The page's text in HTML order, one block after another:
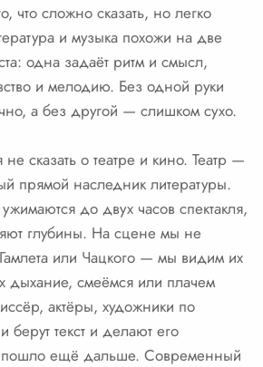
что сложно сказать, но легко
и музыка похожи на две
одна задаёт ритм и смысл,
и мелодию. Без одной руки
а без другой — слишком сухо.
сказать о театре и кино. Театр —
прямой наследник литературы.
до двух часов спектакля,
глубины. На сцене мы не
или Чацкого — мы видим их
смеёмся или плачем
актёры, художники по
текст и делают его
ещё дальше. Современный